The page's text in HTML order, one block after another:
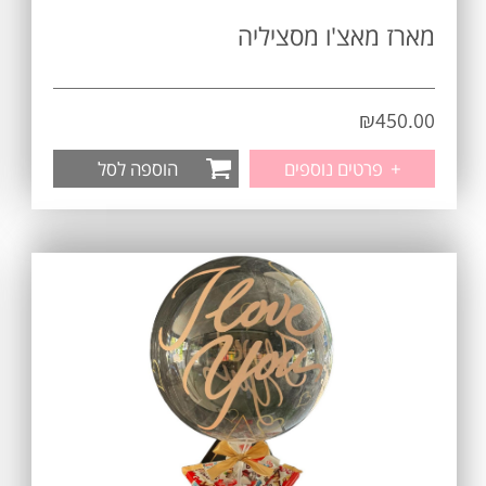
מארז מאצ'ו מסציליה
₪450.00
+ פרטים נוספים הוספה לסל